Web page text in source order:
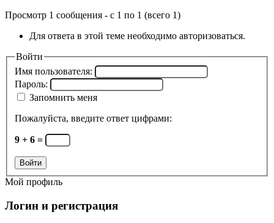
Просмотр 1 сообщения - с 1 по 1 (всего 1)
Для ответа в этой теме необходимо авторизоваться.
Войти
Имя пользователя:
Пароль:
Запомнить меня
Пожалуйста, введите ответ цифрами:
9 + 6 =
Войти
Мой профиль
Логин и регистрация